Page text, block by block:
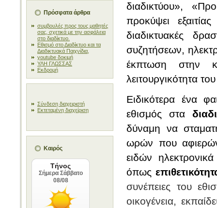
Πρόσφατα άρθρα
συμβουλές προς τους μαθητές
σας, σχετικά με την ασφάλεια
στο διαδίκτυο.
Εθισμό στο Διαδίκτυο και τα
Διαδικτυακά Παιχνίδια,
youtube δοκιμή
ΥΛΗ ΓΛΩΣΣΑΣ
Εκδρομή
Σύνδεση διαχειριστή
Εκτεταμένη διαχείριση
Καιρός
διαδικτύου»,
προκύψει
διαδικτυακές
συζητήσεων,
έκπτωση στην
λειτουργικότητα
Ειδικότερα ένα
εθισμός στα
δύναμη να
ωρών που
ειδών
όπως
συνέπειες του
οικογένεια,